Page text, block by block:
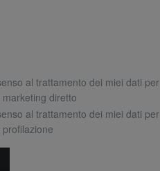
al trattamento dei miei dati per
diretto
al trattamento dei miei dati per